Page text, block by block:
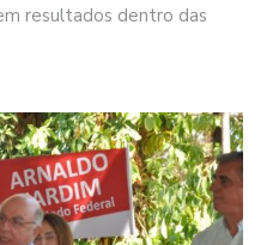
resultados dentro das